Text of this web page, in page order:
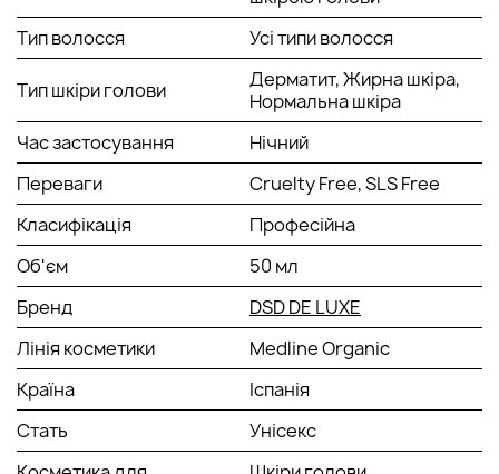
Тип волосся
Усі типи волосся
Тип шкіри голови
Дерматит, Жирна шкіра,
Нормальна шкіра
Час застосування
Нічний
Переваги
Cruelty Free, SLS Free
Класифікація
Професійна
Об'єм
50 мл
Бренд
DSD DE LUXE
Лінія косметики
Medline Organic
Країна
Іспанія
Стать
Унісекс